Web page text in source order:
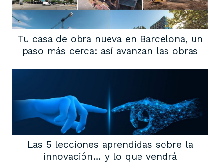
Tu casa de obra nueva en Barcelona, un
paso más cerca: así avanzan las obras
Las 5 lecciones aprendidas sobre la
innovación… y lo que vendrá